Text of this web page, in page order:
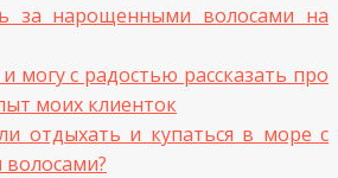
за нарощенными волосами на
могу с радостью рассказать про
моих клиенток
отдыхать и купаться в море с